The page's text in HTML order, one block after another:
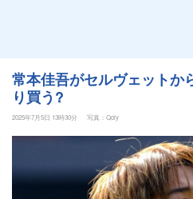
常本佳吾がセルヴェットか
り買う?
2025年7月5日 13時30分
写真：Qoly